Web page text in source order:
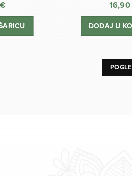
€ 16,90
DODAJ U